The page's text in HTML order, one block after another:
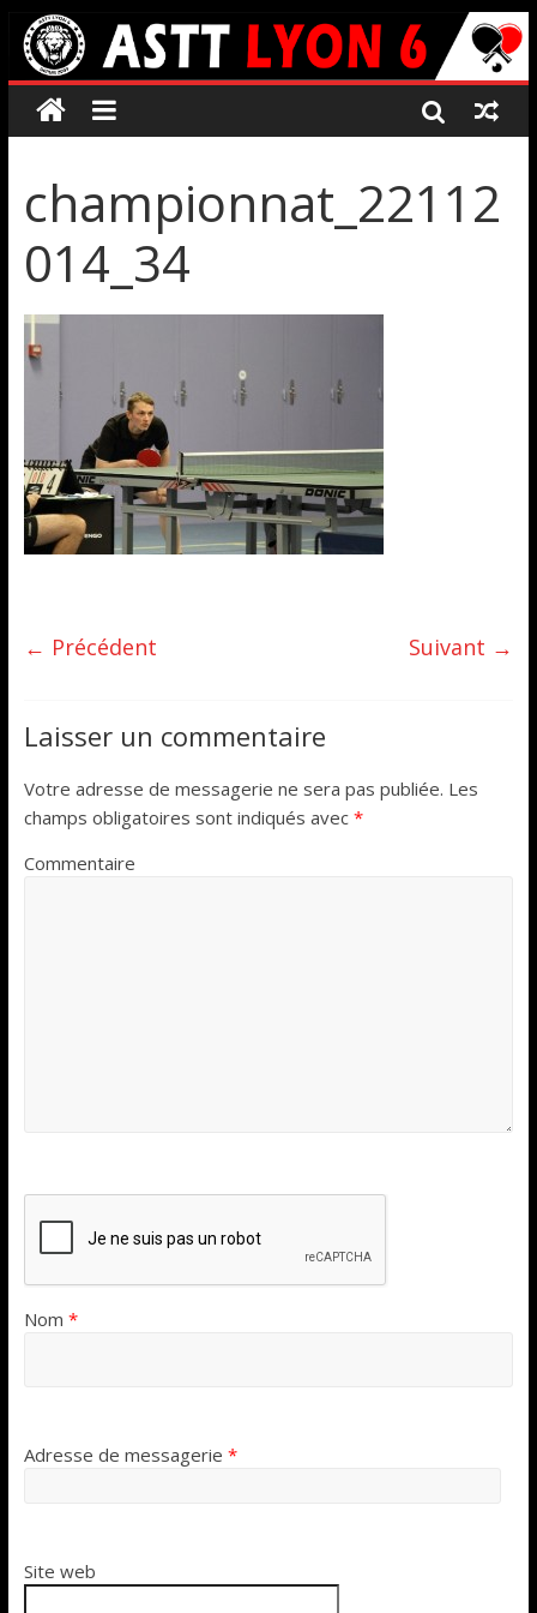
championnat_22112
014_34
← Précédent Suivant →
Laisser un commentaire
Votre adresse de messagerie ne sera pas publiée. Les
champs obligatoires sont indiqués avec *
Commentaire
Nom *
Adresse de messagerie *
Site web